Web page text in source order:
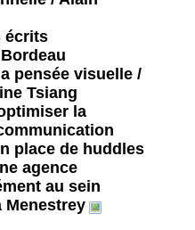
écrits
pensée visuelle /
Tsiang
la
place de huddles
agence
au sein
Menestrey